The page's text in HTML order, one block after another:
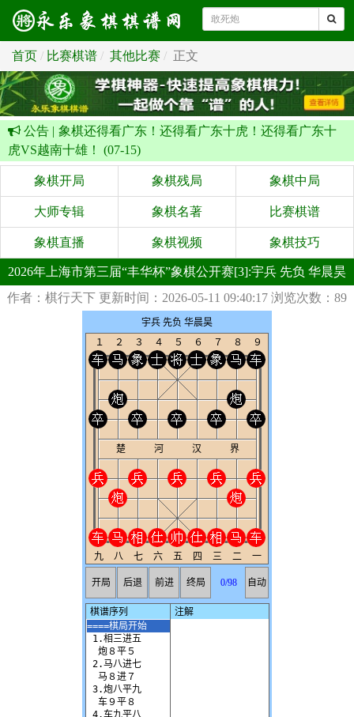
首页 比赛棋谱 其他比赛 正文
公告 | 象棋还得看广东！还得看广东十虎！还得看广东十
虎VS越南十雄！ (07-15)
象棋开局 象棋残局 象棋中局
大师专辑 象棋名著 比赛棋谱
象棋直播 象棋视频 象棋技巧
2026年上海市第三届“丰华杯”象棋公开赛[3]:宇兵 先负 华晨昊
作者：棋行天下 更新时间：2026-05-11 09:40:17 浏览次数：89